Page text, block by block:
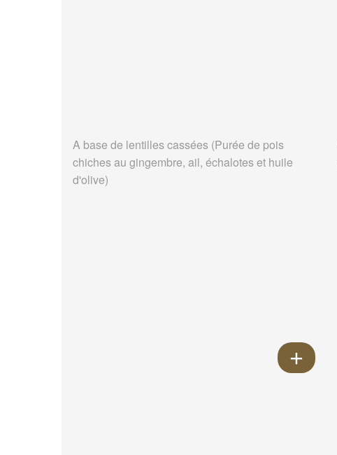
A base de lentilles cassées (Purée de pois
chiches au gingembre, ail, échalotes et huile
d'olive)